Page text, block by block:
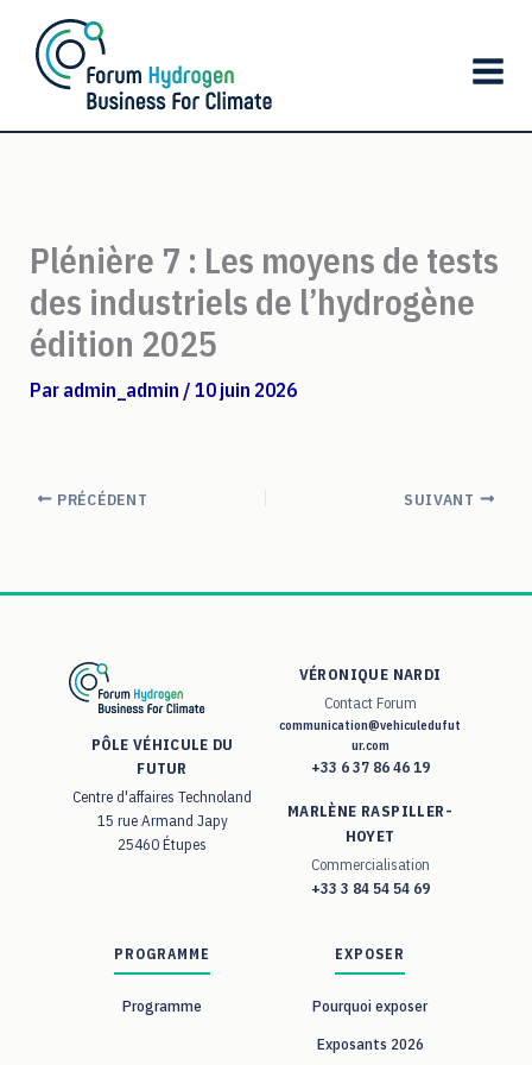
contenu
Plénière 7 : Les moyens de tests
des industriels de l’hydrogène
édition 2025
Paradmin_admin /10 juin 2026
PRÉCÉDENT SUIVANT
PÔLE VÉHICULE DU
FUTUR
Centre d'affaires Technoland
15 rue Armand Japy
25460 Étupes
PROGRAMME
Programme
EXPOSER
Pourquoi exposer
Exposants 2026
VÉRONIQUE NARDI
Contact Forum
communication@vehiculedufut
ur.com
+33 6 37 86 46 19
MARLÈNE RASPILLER-
HOYET
Commercialisation
+33 3 84 54 54 69